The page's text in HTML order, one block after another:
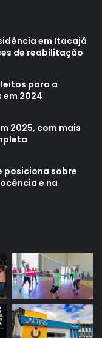
em Itacajá
de reabilitação
para a
em 2024
2025, com mais
posiciona sobre
e na